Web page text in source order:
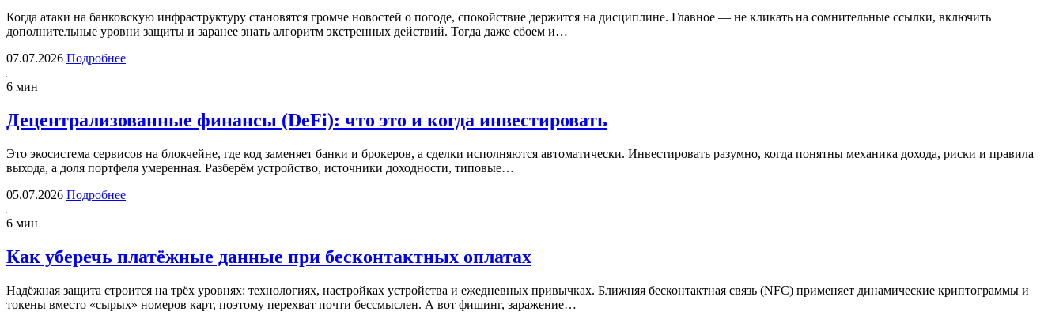
Когда атаки на банковскую инфраструктуру становятся громче новостей о погоде, спокойствие держится на дисциплине. Главное — не кликать на сомнительные ссылки, включить
дополнительные уровни защиты и заранее знать алгоритм экстренных действий. Тогда даже сбоем и…
07.07.2026 Подробнее
6 мин
Децентрализованные финансы (DeFi): что это и когда инвестировать
Это экосистема сервисов на блокчейне, где код заменяет банки и брокеров, а сделки исполняются автоматически. Инвестировать разумно, когда понятны механика дохода, риски и правила
выхода, а доля портфеля умеренная. Разберём устройство, источники доходности, типовые…
05.07.2026 Подробнее
6 мин
Как уберечь платёжные данные при бесконтактных оплатах
Надёжная защита строится на трёх уровнях: технологиях, настройках устройства и ежедневных привычках. Ближняя бесконтактная связь (NFC) применяет динамические криптограммы и
токены вместо «сырых» номеров карт, поэтому перехват почти бессмыслен. А вот фишинг, заражение…